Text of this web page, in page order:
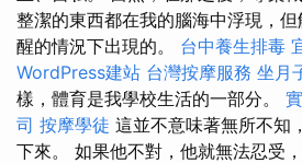
整潔的東西都在我的腦海中浮現，
醒的情況下出現的。 台中養生排毒
WordPress建站 台灣按摩服務 坐月
樣，體育是我學校生活的一部分。
司 按摩學徒 這並不意味著無所不知
下來。 如果他不對，他就無法忍受